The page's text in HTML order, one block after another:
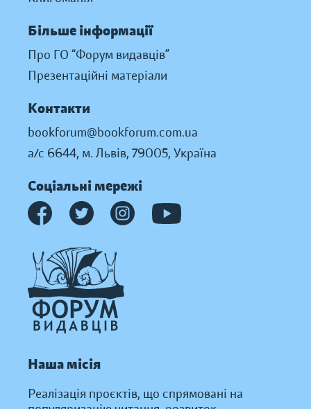
Більше інформації
Про ГО “Форум видавців”
Презентаційні матеріали
Контакти
bookforum@bookforum.com.ua
а/с 6644, м. Львів, 79005, Україна
Соціальні мережі
Наша місія
Реалізація проєктів, що спрямовані на